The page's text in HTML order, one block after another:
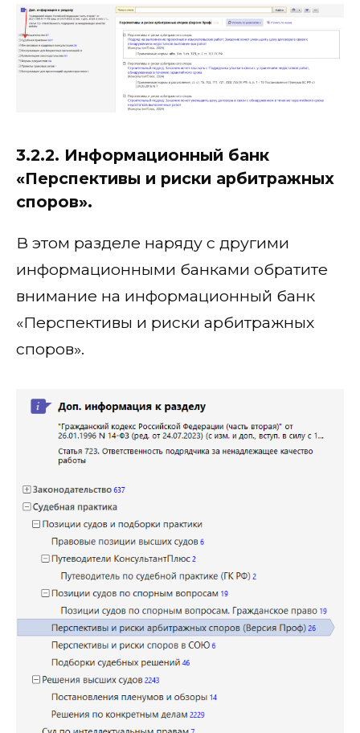
3.2.2. Информационный банк
«Перспективы и риски арбитражных
споров».
В этом разделе наряду с другими
информационными банками обратите
внимание на информационный банк
«Перспективы и риски арбитражных
споров».